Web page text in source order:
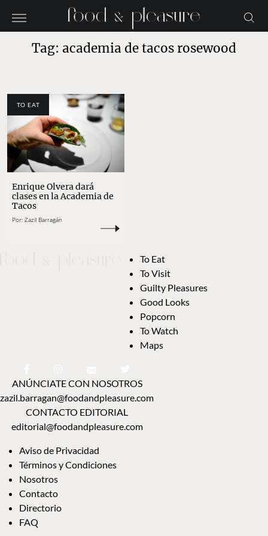
Tag: academia de tacos rosewood
TO EAT
Enrique Olvera dará
clases en la Academia de
Tacos
Por: Zazil Barragán
To Eat
To Visit
Guilty Pleasures
Good Looks
Popcorn
To Watch
Maps
ANÚNCIATE CON NOSOTROS
zazil.barragan@foodandpleasure.com
CONTACTO EDITORIAL
editorial@foodandpleasure.com
Aviso de Privacidad
Términos y Condiciones
Nosotros
Contacto
Directorio
FAQ